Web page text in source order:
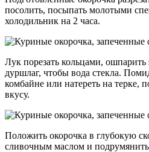
посолить, посыпать молотыми
холодильник на 2 часа.
Лук порезать кольцами,
дуршлаг, чтобы вода стекла.
комбайне или натереть на терке,
вкусу.
Положить окорочка в глубокую
сливочным маслом и подрумянить